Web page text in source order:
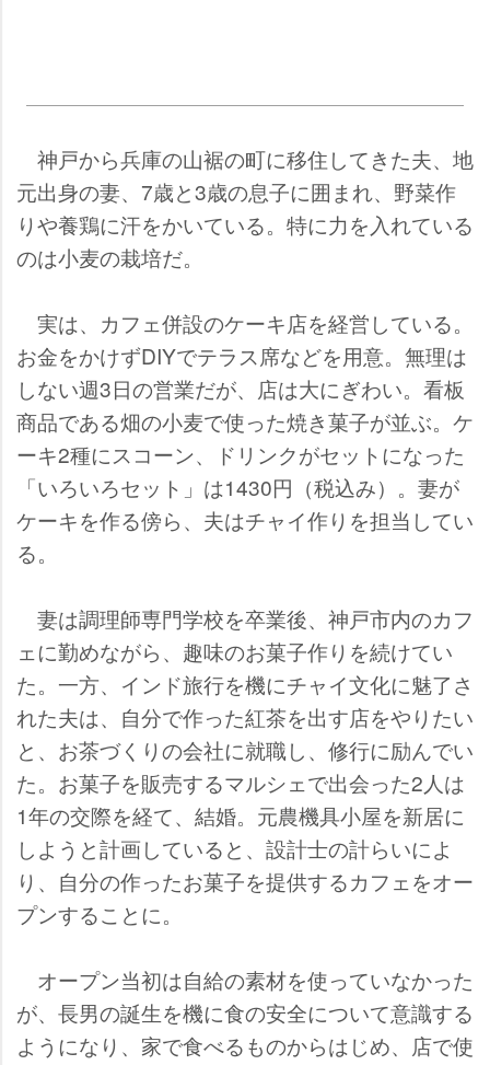
神戸から兵庫の山裾の町に移住してきた夫、地
元出身の妻、7歳と3歳の息子に囲まれ、野菜作
りや養鶏に汗をかいている。特に力を入れている
のは小麦の栽培だ。
実は、カフェ併設のケーキ店を経営している。
お金をかけずDIYでテラス席などを用意。無理は
しない週3日の営業だが、店は大にぎわい。看板
商品である畑の小麦で使った焼き菓子が並ぶ。ケ
ーキ2種にスコーン、ドリンクがセットになった
「いろいろセット」は1430円（税込み）。妻が
ケーキを作る傍ら、夫はチャイ作りを担当してい
る。
妻は調理師専門学校を卒業後、神戸市内のカフ
ェに勤めながら、趣味のお菓子作りを続けてい
た。一方、インド旅行を機にチャイ文化に魅了さ
れた夫は、自分で作った紅茶を出す店をやりたい
と、お茶づくりの会社に就職し、修行に励んでい
た。お菓子を販売するマルシェで出会った2人は
1年の交際を経て、結婚。元農機具小屋を新居に
しようと計画していると、設計士の計らいによ
り、自分の作ったお菓子を提供するカフェをオー
プンすることに。
オープン当初は自給の素材を使っていなかった
が、長男の誕生を機に食の安全について意識する
ようになり、家で食べるものからはじめ、店で使